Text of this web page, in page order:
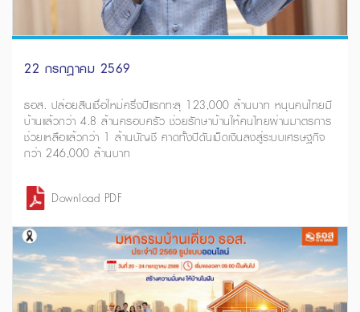
22 กรกฎาคม 2569
ธอส. ปล่อยสินเชื่อใหม่ครึ่งปีแรกทะลุ 123,000 ล้านบาท หนุนคนไทยมี
บ้านแล้วกว่า 4.8 ล้านครอบครัว ช่วยรักษาบ้านให้คนไทยผ่านมาตรการ
ช่วยเหลือแล้วกว่า 1 ล้านบัญชี คาดทั้งปีดันเม็ดเงินลงสู่ระบบเศรษฐกิจ
กว่า 246,000 ล้านบาท
Download PDF